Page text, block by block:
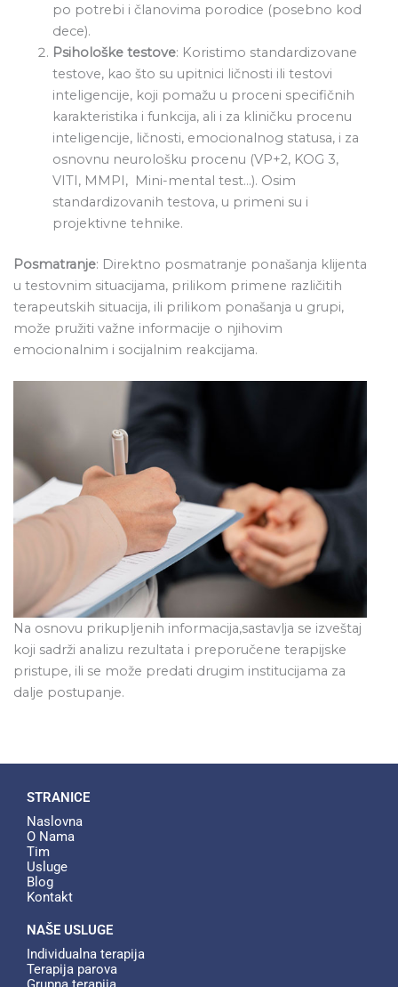
po potrebi i članovima porodice (posebno kod
dece).
Psihološke testove: Koristimo standardizovane
testove, kao što su upitnici ličnosti ili testovi
inteligencije, koji pomažu u proceni specifičnih
karakteristika i funkcija, ali i za kliničku procenu
inteligencije, ličnosti, emocionalnog statusa, i za
osnovnu neurološku procenu (VP+2, KOG 3,
VITI, MMPI, Mini-mental test…). Osim
standardizovanih testova, u primeni su i
projektivne tehnike.
Posmatranje: Direktno posmatranje ponašanja klijenta
u testovnim situacijama, prilikom primene različitih
terapeutskih situacija, ili prilikom ponašanja u grupi,
može pružiti važne informacije o njihovim
emocionalnim i socijalnim reakcijama.
Na osnovu prikupljenih informacija,sastavlja se izveštaj
koji sadrži analizu rezultata i preporučene terapijske
pristupe, ili se može predati drugim institucijama za
dalje postupanje.
STRANICE
Naslovna
O Nama
Tim
Usluge
Blog
Kontakt
NAŠE USLUGE
Individualna terapija​
Terapija parova​